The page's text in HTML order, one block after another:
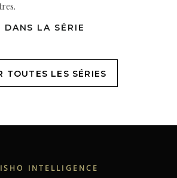
LA SÉRIE
TOUTES LES SÉRIES
INTELLIGENCE